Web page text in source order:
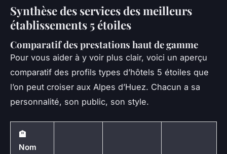
Synthèse des services des meilleurs
établissements 5 étoiles
Comparatif des prestations haut de gamme
Pour vous aider à y voir plus clair, voici un aperçu
comparatif des profils types d’hôtels 5 étoiles que
l’on peut croiser aux Alpes d’Huez. Chacun a sa
personnalité, son public, son style.
🏨
Nom